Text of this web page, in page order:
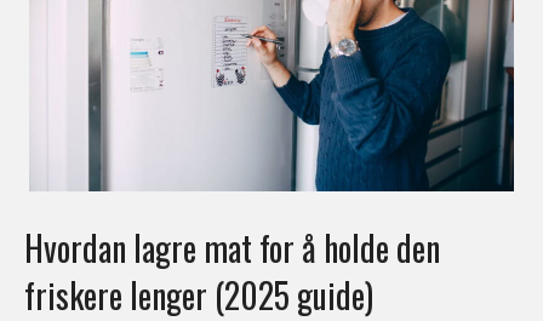
Hvordan lagre mat for å holde den
friskere lenger (2025 guide)